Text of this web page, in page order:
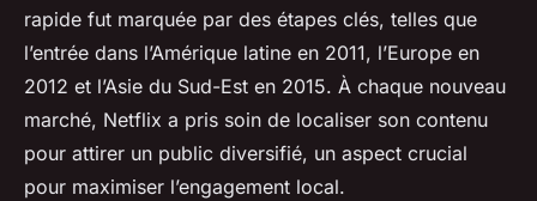
rapide fut marquée par des étapes clés, telles que
l’entrée dans l’Amérique latine en 2011, l’Europe en
2012 et l’Asie du Sud-Est en 2015. À chaque nouveau
marché, Netflix a pris soin de localiser son contenu
pour attirer un public diversifié, un aspect crucial
pour maximiser l’engagement local.